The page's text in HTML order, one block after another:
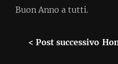
Buon Anno a tutti.
< Post successivo